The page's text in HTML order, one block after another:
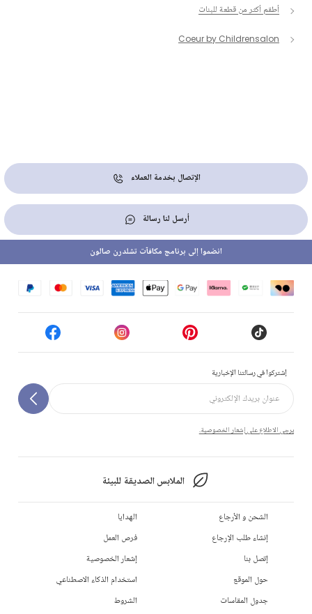
أطقم أكثر من قطعة للبنات
Coeur by Childrensalon
الإتصال بخدمة العملاء
أرسل لنا رسالة
إشتركوا في رسالتنا الإخبارية
يرجى الاطلاع على إشعار الخصوصية.
الملابس الصديقة للبيئة
انضموا إلى برنامج مكافآت تشلدرن صالون
الشحن و الأرجاع
إنشاء طلب الإرجاع
إتصل بنا
حول الموقع
جدول المقاسات
الهدايا
فرص العمل
إشعار الخصوصية
استخدام الذكاء الاصطناعي
الشروط